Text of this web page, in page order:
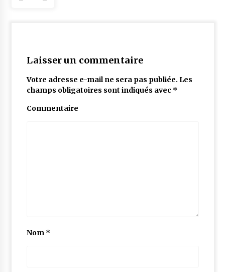
Laisser un commentaire
Votre adresse e-mail ne sera pas publiée. Les
champs obligatoires sont indiqués avec *
Commentaire
Nom *